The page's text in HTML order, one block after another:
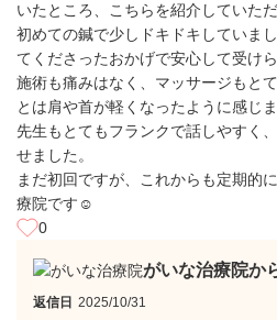
いたところ、こちらを紹介していただ
初めての鍼で少しドキドキしていま
てくださったおかげで安心して受けら
施術も痛みはなく、マッサージもと
とは肩や首が軽くなったように感じま
先生もとてもフランクで話しやすく
せました。
まだ初回ですが、これからも定期的
療院です☺️
0
がいな治療院か
返信日 2025/10/31